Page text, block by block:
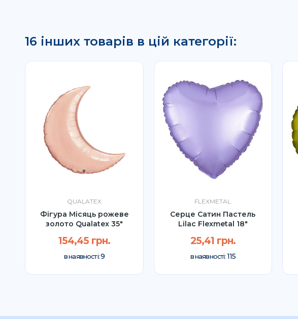
16 інших товарів в цій категорії:
QUALATEX
Фігура Місяць рожеве
золото Qualatex 35"
154,45 грн.
в наявності:9
FLEXMETAL
Серце Сатин Пастель
Lilac Flexmetal 18"
25,41 грн.
в наявності: 115